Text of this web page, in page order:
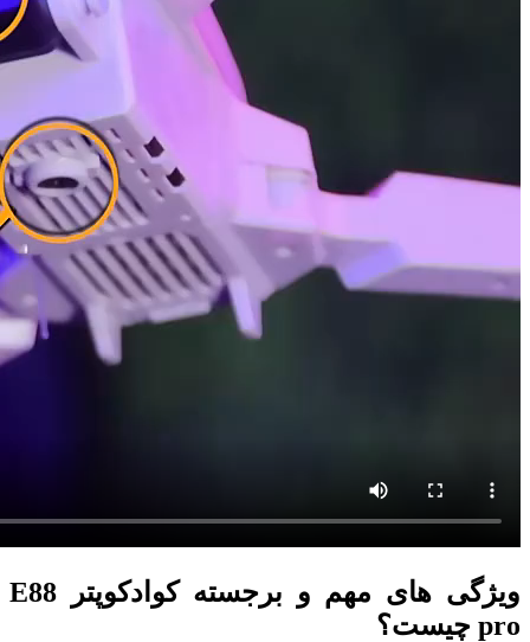
ویژگی های مهم و برجسته کوادکوپتر E88
pro چیست؟